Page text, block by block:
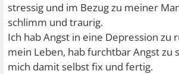
stressig und im Bezug zu meiner
schlimm und traurig.
Ich hab Angst in eine Depression zu
mein Leben, hab furchtbar Angst zu
mich damit selbst fix und fertig.